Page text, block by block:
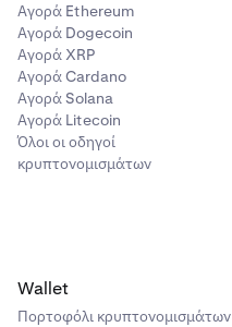
Αγορά Ethereum
Αγορά Dogecoin
Αγορά XRP
Αγορά Cardano
Αγορά Solana
Αγορά Litecoin
Όλοι οι οδηγοί
κρυπτονομισμάτων
Wallet
Πορτοφόλι κρυπτονομισμάτων